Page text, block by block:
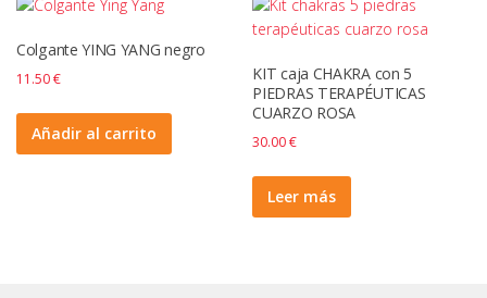
Colgante YING YANG negro
11.50€
Añadir al carrito
KIT caja CHAKRA con 5
PIEDRAS TERAPÉUTICAS
CUARZO ROSA
30.00€
Leer más